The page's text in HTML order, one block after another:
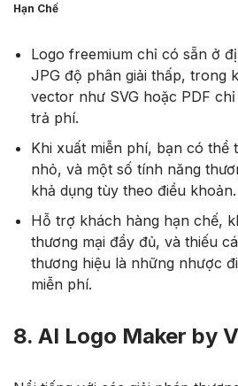
Hạn Chế
Logo freemium chỉ có sẵn ở
JPG độ phân giải thấp, trong
vector như SVG hoặc PDF
trả phí.
Khi xuất miễn phí, bạn có thể
nhỏ, và một số tính năng
khả dụng tùy theo điều khoản.
Hỗ trợ khách hàng hạn chế,
thương mại đầy đủ, và thiếu
thương hiệu là những nhược
miễn phí.
8. AI Logo Maker by